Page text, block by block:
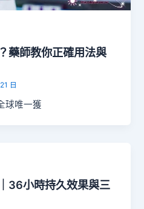
藥師教你正確用法與
日
球唯一獲
36小時持久效果與三